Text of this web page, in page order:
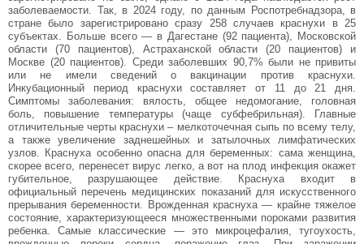
заболеваемости. Так, в 2024 году, по данным Роспотребнадзора, в
стране было зарегистрировано сразу 258 случаев краснухи в 25
субъектах. Больше всего — в Дагестане (92 пациента), Московской
области (70 пациентов), Астраханской области (20 пациентов) и
Москве (20 пациентов). Среди заболевших 90,7% были не привиты
или не имели сведений о вакцинации против краснухи.
Инкубационный период краснухи составляет от 11 до 21 дня.
Симптомы заболевания: вялость, общее недомогание, головная
боль, повышение температуры (чаще субфебрильная). Главные
отличительные черты краснухи – мелкоточечная сыпь по всему телу,
а также увеличение заднешейных и затылочных лимфатических
узлов. Краснуха особенно опасна для беременных: сама женщина,
скорее всего, перенесет вирус легко, а вот на плод инфекция окажет
губительное, разрушающее действие. Краснуха входит в
официальный перечень медицинских показаний для искусственного
прерывания беременности. Врожденная краснуха — крайне тяжелое
состояние, характеризующееся множественными пороками развития
ребенка. Самые классические — это микроцефалия, тугоухость,